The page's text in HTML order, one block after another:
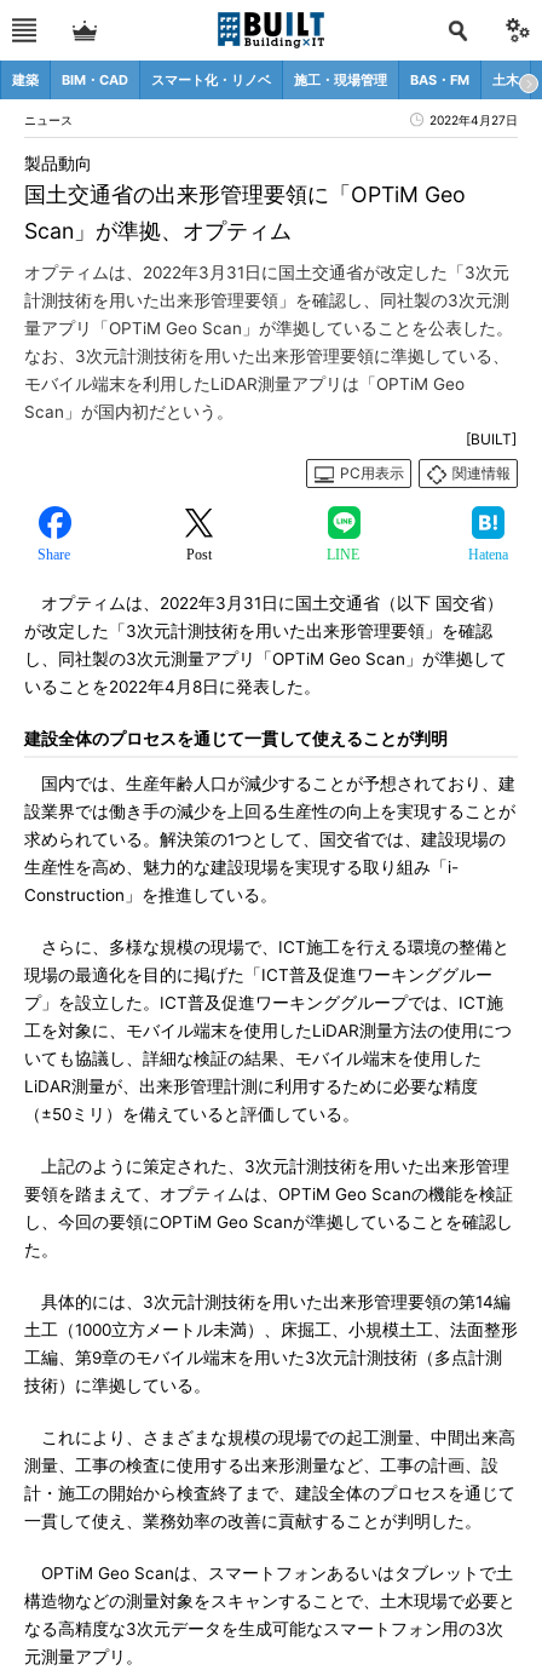
建築 BIM・CAD スマート化・リノベ 施工・現場管理 BAS・FM 土木
ニュース 2022年4月27日
国土交通省の出来形管理要領に「OPTiM Geo
Scan」が準拠、オプティム
製品動向
オプティムは、2022年3月31日に国土交通省が改定した「3次元
計測技術を用いた出来形管理要領」を確認し、同社製の3次元測
量アプリ「OPTiM Geo Scan」が準拠していることを公表した。
なお、3次元計測技術を用いた出来形管理要領に準拠している、
モバイル端末を利用したLiDAR測量アプリは「OPTiM Geo
Scan」が国内初だという。
[BUILT]
PC用表示
関連情報
Share Post LINE Hatena
オプティムは、2022年3月31日に国土交通省（以下 国交省）
が改定した「3次元計測技術を用いた出来形管理要領」を確認
し、同社製の3次元測量アプリ「OPTiM Geo Scan」が準拠して
いることを2022年4月8日に発表した。
建設全体のプロセスを通じて一貫して使えることが判明
国内では、生産年齢人口が減少することが予想されており、建
設業界では働き手の減少を上回る生産性の向上を実現することが
求められている。解決策の1つとして、国交省では、建設現場の
生産性を高め、魅力的な建設現場を実現する取り組み「i-
Construction」を推進している。
さらに、多様な規模の現場で、ICT施工を行える環境の整備と
現場の最適化を目的に掲げた「ICT普及促進ワーキンググルー
プ」を設立した。ICT普及促進ワーキンググループでは、ICT施
工を対象に、モバイル端末を使用したLiDAR測量方法の使用につ
いても協議し、詳細な検証の結果、モバイル端末を使用した
LiDAR測量が、出来形管理計測に利用するために必要な精度
（±50ミリ）を備えていると評価している。
上記のように策定された、3次元計測技術を用いた出来形管理
要領を踏まえて、オプティムは、OPTiM Geo Scanの機能を検証
し、今回の要領にOPTiM Geo Scanが準拠していることを確認し
た。
具体的には、3次元計測技術を用いた出来形管理要領の第14編
土工（1000立方メートル未満）、床掘工、小規模土工、法面整形
工編、第9章のモバイル端末を用いた3次元計測技術（多点計測
技術）に準拠している。
これにより、さまざまな規模の現場での起工測量、中間出来高
測量、工事の検査に使用する出来形測量など、工事の計画、設
計・施工の開始から検査終了まで、建設全体のプロセスを通じて
一貫して使え、業務効率の改善に貢献することが判明した。
OPTiM Geo Scanは、スマートフォンあるいはタブレットで土
構造物などの測量対象をスキャンすることで、土木現場で必要と
なる高精度な3次元データを生成可能なスマートフォン用の3次
元測量アプリ。